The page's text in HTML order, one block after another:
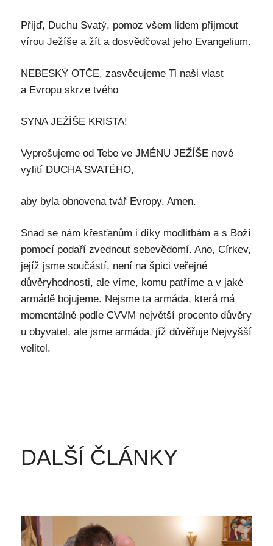
Přijď, Duchu Svatý, pomoz všem lidem přijmout
vírou Ježíše a žít a dosvědčovat jeho Evangelium.
NEBESKÝ OTČE, zasvěcujeme Ti naši vlast
a Evropu skrze tvého
SYNA JEŽÍŠE KRISTA!
Vyprošujeme od Tebe ve JMÉNU JEŽÍŠE nové
vylití DUCHA SVATÉHO,
aby byla obnovena tvář Evropy. Amen.
Snad se nám křesťanům i díky modlitbám a s Boží
pomocí podaří zvednout sebevědomí. Ano, Církev,
jejíž jsme součástí, není na špici veřejné
důvěryhodnosti, ale víme, komu patříme a v jaké
armádě bojujeme. Nejsme ta armáda, která má
momentálně podle CVVM největší procento důvěry
u obyvatel, ale jsme armáda, jíž důvěřuje Nejvyšší
velitel.
DALŠÍ ČLÁNKY